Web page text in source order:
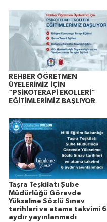
REHBER ÖĞRETMEN
ÜYELERİMİZ İÇİN
“PSİKOTERAPİ EKOLLERİ”
EĞİTİMLERİMİZ BAŞLIYOR
Taşra Teşkilatı Şube
Müdürlüğü Görevde
Yükselme Sözlü Sınav
tarihleri ve atama takvimi 6
aydır yayınlanmadı